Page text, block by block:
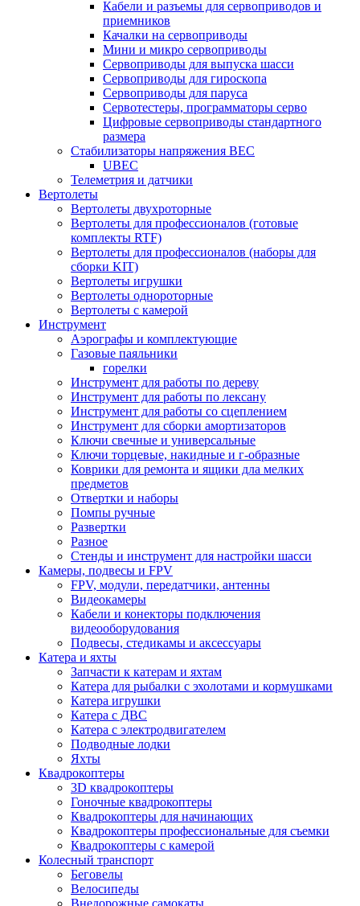
Кабели и разъемы для сервоприводов и
приемников
Качалки на сервоприводы
Мини и микро сервоприводы
Сервоприводы для выпуска шасси
Сервоприводы для гироскопа
Сервоприводы для паруса
Сервотестеры, программаторы серво
Цифровые сервоприводы стандартного
размера
Стабилизаторы напряжения BEC
UBEC
Телеметрия и датчики
Вертолеты
Вертолеты двухроторные
Вертолеты для профессионалов (готовые
комплекты RTF)
Вертолеты для профессионалов (наборы для
сборки KIT)
Вертолеты игрушки
Вертолеты однороторные
Вертолеты с камерой
Инструмент
Аэрографы и комплектующие
Газовые паяльники
горелки
Инструмент для работы по дереву
Инструмент для работы по лексану
Инструмент для работы со сцеплением
Инструмент для сборки амортизаторов
Ключи свечные и универсальные
Ключи торцевые, накидные и г-образные
Коврики для ремонта и ящики дла мелких
предметов
Отвертки и наборы
Помпы ручные
Развертки
Разное
Стенды и инструмент для настройки шасси
Камеры, подвесы и FPV
FPV, модули, передатчики, антенны
Видеокамеры
Кабели и конекторы подключения
видеооборудования
Подвесы, стедикамы и аксессуары
Катера и яхты
Запчасти к катерам и яхтам
Катера для рыбалки с эхолотами и кормушками
Катера игрушки
Катера с ДВС
Катера с электродвигателем
Подводные лодки
Яхты
Квадрокоптеры
3D квадрокоптеры
Гоночные квадрокоптеры
Квадрокоптеры для начинающих
Квадрокоптеры профессиональные для съемки
Квадрокоптеры с камерой
Колесный транспорт
Беговелы
Велосипеды
Внедорожные самокаты